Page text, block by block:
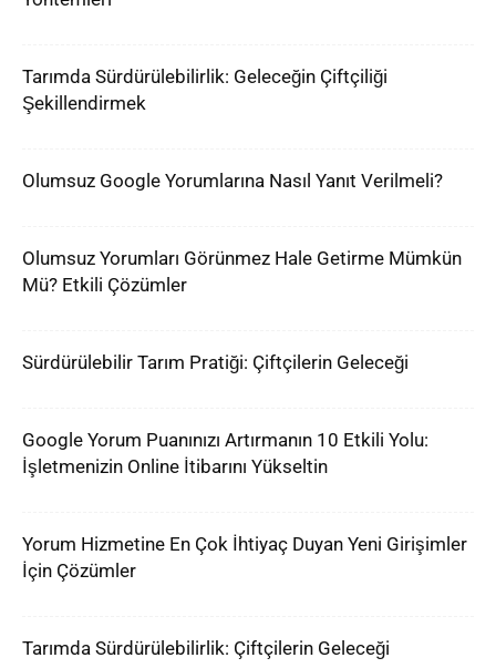
Tarımda Sürdürülebilirlik: Geleceğin Çiftçiliği
Şekillendirmek
Olumsuz Google Yorumlarına Nasıl Yanıt Verilmeli?
Olumsuz Yorumları Görünmez Hale Getirme Mümkün
Mü? Etkili Çözümler
Sürdürülebilir Tarım Pratiği: Çiftçilerin Geleceği
Google Yorum Puanınızı Artırmanın 10 Etkili Yolu:
İşletmenizin Online İtibarını Yükseltin
Yorum Hizmetine En Çok İhtiyaç Duyan Yeni Girişimler
İçin Çözümler
Tarımda Sürdürülebilirlik: Çiftçilerin Geleceği